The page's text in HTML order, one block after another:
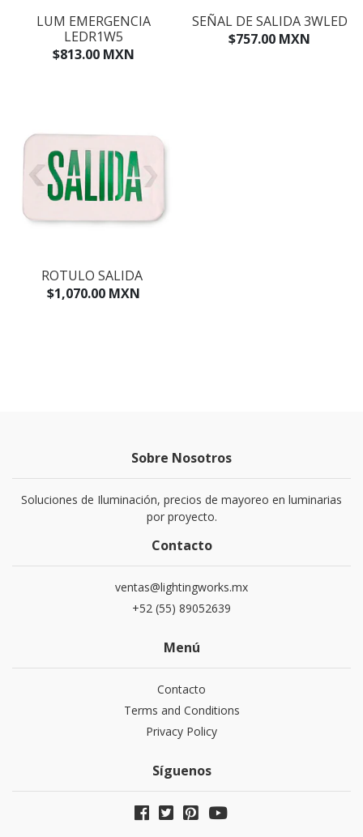
LUM EMERGENCIA
LEDR1W5
$813.00 MXN
SEÑAL DE SALIDA 3WLED
$757.00 MXN
ROTULO SALIDA
$1,070.00 MXN
Sobre Nosotros
Soluciones de Iluminación, precios de mayoreo en luminarias
por proyecto.
Contacto
ventas@lightingworks.mx
+52 (55) 89052639
Menú
Contacto
Terms and Conditions
Privacy Policy
Síguenos